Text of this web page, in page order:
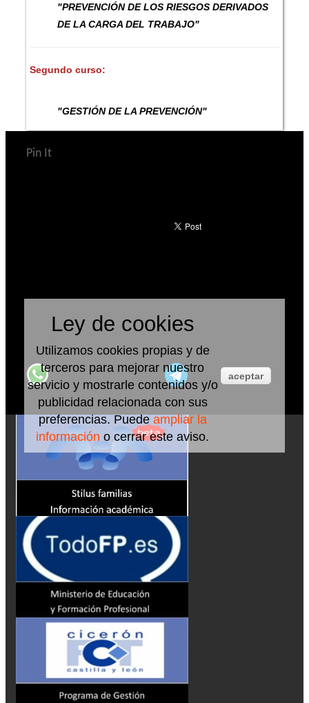
"PREVENCIÓN DE LOS RIESGOS DERIVADOS
DE LA CARGA DEL TRABAJO"
Segundo curso:
"GESTIÓN DE LA PREVENCIÓN"
Pin It
Ley de cookies
Utilizamos cookies propias y de
terceros para mejorar nuestro
servicio y mostrarle contenidos y/o
publicidad relacionada con sus
preferencias. Puede ampliar la
información o cerrar este aviso.
aceptar